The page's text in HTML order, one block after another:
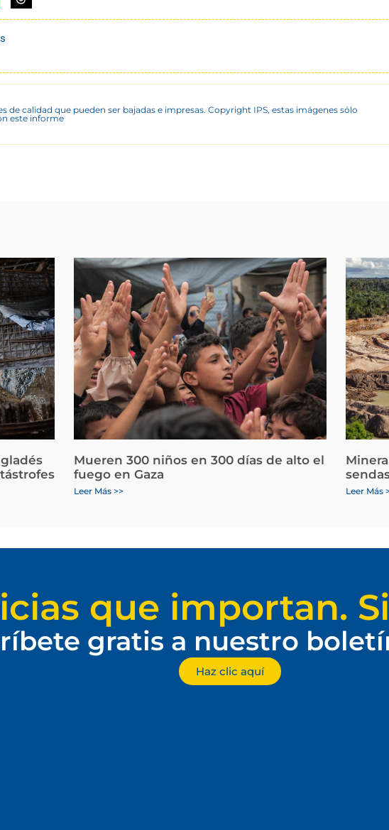
de calidad que pueden ser bajadas e impresas. Copyright IPS, estas imágenes sólo
este informe
Mueren 300 niños en 300 días de alto el
fuego en Gaza
Leer Más >> Leer Más
que importan.
gratis a nuestro
Haz clic aquí